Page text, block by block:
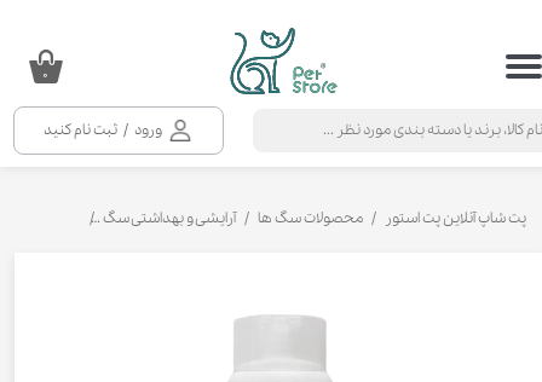
ورود / ثبت نام کنید
حساب کاربری من
خروج از حساب کاربری
۰
پت شاپ آنلاین پت استور محصولات سگ ها آرایشی و بهداشتی سگ